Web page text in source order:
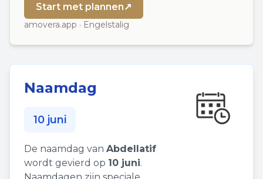
Start met plannen↗
amovera.app · Engelstalig
Naamdag
10 juni
De naamdag van Abdellatif
wordt gevierd op 10 juni.